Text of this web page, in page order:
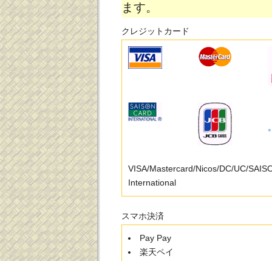
ます。
クレジットカード
VISA/Mastercard/Nicos/DC/UC/
International
スマホ決済
Pay Pay
楽天ペイ